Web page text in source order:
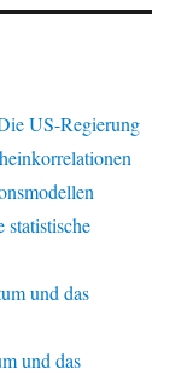
US-Regierung
statistische
und das
und das